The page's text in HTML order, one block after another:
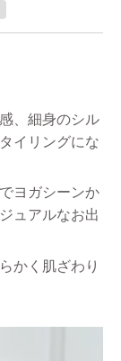
、細身のシル
イリングにな
ヨガシーンか
ュアルなお出
かく肌ざわり